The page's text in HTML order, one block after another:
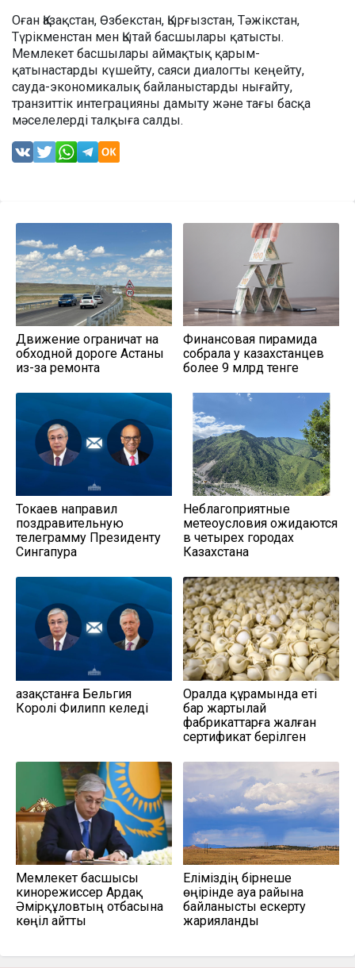
Оған Қазақстан, Өзбекстан, Қырғызстан, Тәжікстан,
Түрікменстан мен Қытай басшылары қатысты.
Мемлекет басшылары аймақтық қарым-
қатынастарды күшейту, саяси диалогты кеңейту,
сауда-экономикалық байланыстарды нығайту,
транзиттік интеграцияны дамыту және тағы басқа
мәселелерді талқыға салды.
Движение ограничат на
обходной дороге Астаны
из-за ремонта
Финансовая пирамида
собрала у казахстанцев
более 9 млрд тенге
Токаев направил
поздравительную
телеграмму Президенту
Сингапура
Неблагоприятные
метеоусловия ожидаются
в четырех городах
Казахстана
Қазақстанға Бельгия
Королі Филипп келеді
Оралда құрамында еті
бар жартылай
фабрикаттарға жалған
сертификат берілген
Мемлекет басшысы
кинорежиссер Ардақ
Әмірқұловтың отбасына
көңіл айтты
Еліміздің бірнеше
өңірінде ауа райына
байланысты ескерту
жарияланды